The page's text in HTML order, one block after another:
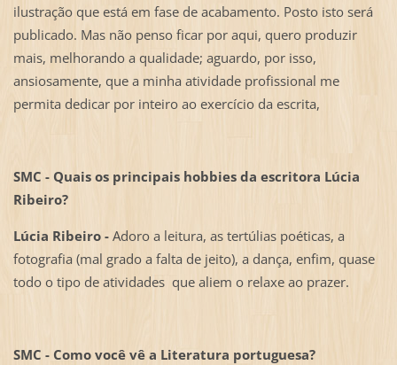
ilustração que está em fase de acabamento. Posto isto será
publicado. Mas não penso ficar por aqui, quero produzir
mais, melhorando a qualidade; aguardo, por isso,
ansiosamente, que a minha atividade profissional me
permita dedicar por inteiro ao exercício da escrita,
SMC - Quais os principais hobbies da escritora Lúcia
Ribeiro?
Lúcia Ribeiro -Adoro a leitura, as tertúlias poéticas, a
fotografia (mal grado a falta de jeito), a dança, enfim, quase
todo o tipo de atividades que aliem o relaxe ao prazer.
SMC - Como você vê a Literatura portuguesa?